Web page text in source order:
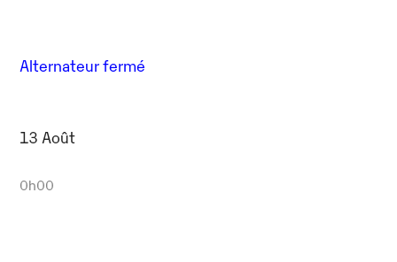
Alternateur fermé
13 Août
0h00